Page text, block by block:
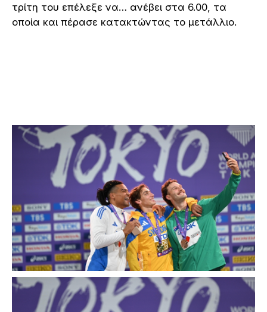
τρίτη του επέλεξε να… ανέβει στα 6.00, τα
οποία και πέρασε κατακτώντας το μετάλλιο.